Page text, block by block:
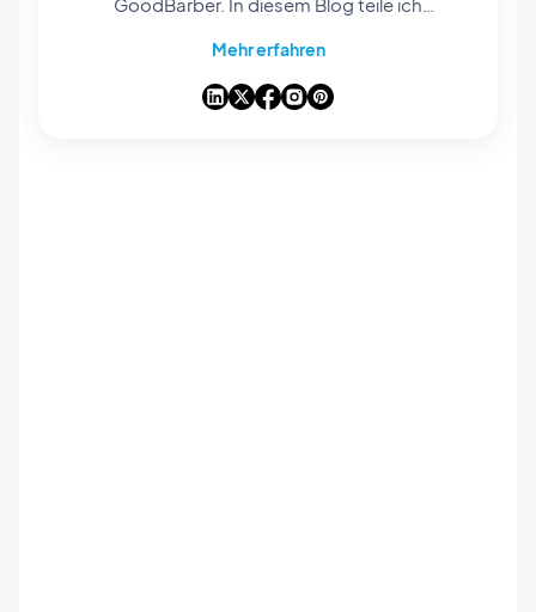
GoodBarber herausholen können, Analysen zu
den Trends, die die Mobile- und No-Code-Welt
Mehr erfahren